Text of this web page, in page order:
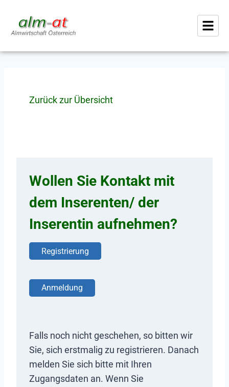
Zurück zur Übersicht
Wollen Sie Kontakt mit
dem Inserenten/ der
Inserentin aufnehmen?
Registrierung
Anmeldung
Falls noch nicht geschehen, so bitten wir
Sie, sich erstmalig zu registrieren. Danach
melden Sie sich bitte mit Ihren
Zugangsdaten an. Wenn Sie